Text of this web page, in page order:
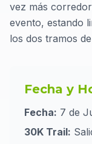
vez más
evento, estando
los dos tramos
Fecha y
Fecha: 7 de
30K Trail: